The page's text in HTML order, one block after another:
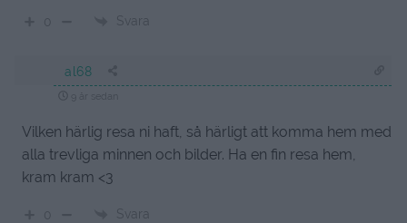
Svara
al68
Vilken härlig resa ni haft, så härligt att komma hem med
alla trevliga minnen och bilder. Ha en fin resa hem,
kram kram <3
Svara